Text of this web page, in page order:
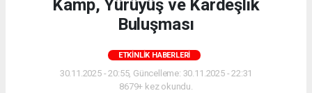
Kamp, Yürüyüş ve Kardeşlik
Buluşması
ETKINLIK HABERLERI
30.11.2025 - 20:55, Güncelleme: 30.11.2025 - 22:31
8679+ kez okundu.